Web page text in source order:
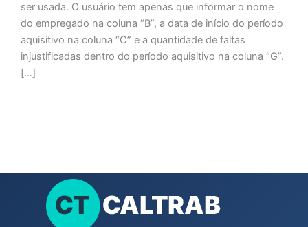
ser usada. O usuário tem apenas que informar o nome
do empregado na coluna “B”, a data de início do período
aquisitivo na coluna “C” e a quantidade de faltas
injustificadas dentro do período aquisitivo na coluna “G”.
[…]